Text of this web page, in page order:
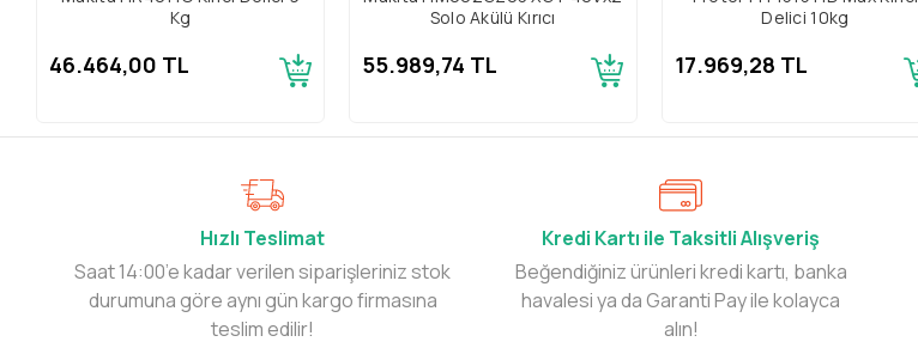
Kg
46.464,00 TL
Solo Akülü Kırıcı
55.989,74 TL
Delici 10kg
17.969,28 TL
Hızlı Teslimat
Saat 14:00’e kadar verilen siparişleriniz stok
durumuna göre aynı gün kargo firmasına
teslim edilir!
Kredi Kartı ile Taksitli Alışveriş
Beğendiğiniz ürünleri kredi kartı, banka
havalesi ya da Garanti Pay ile kolayca
alın!